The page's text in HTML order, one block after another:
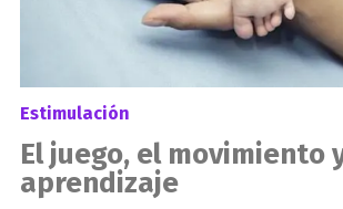
Estimulación
El juego, el movimiento
aprendizaje